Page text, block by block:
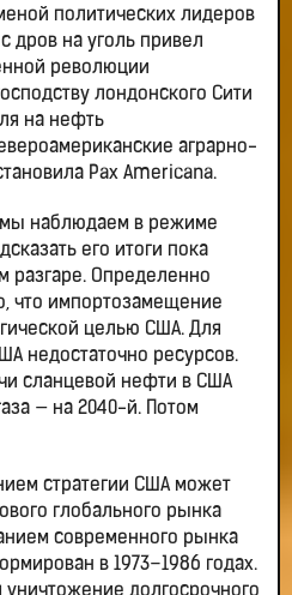
политических лидеров
дров на уголь привел
революции
лондонского Сити
на нефть
аграрно-
Pax Americana.
мы наблюдаем в режиме
его итоги пока
разгаре. Определенно
что импортозамещение
целью США. Для
недостаточно ресурсов.
сланцевой нефти в США
— на 2040-й. Потом
стратегии США может
глобального рынка
современного рынка
в 1973–1986 годах.